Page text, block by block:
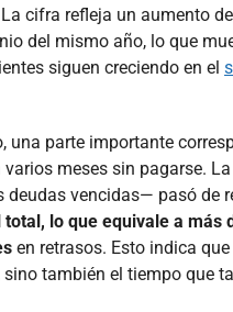
cifra refleja un aumento
del mismo año, lo que
siguen creciendo en el
una parte importante
meses sin pagarse.
deudas vencidas— pasó de
total, lo que equivale a más
en retrasos. Esto indica
también el tiempo que